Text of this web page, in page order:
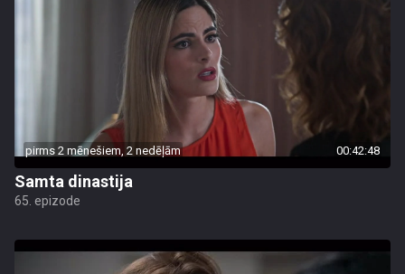
pirms 2 mēnešiem, 2 nedēļām 00:42:48
Samta dinastija
65. epizode